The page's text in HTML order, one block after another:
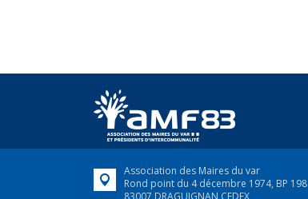
Association des Maires du var
Rond point du 4 décembre 1974, BP 198
83007 DRAGUIGNAN CEDEX